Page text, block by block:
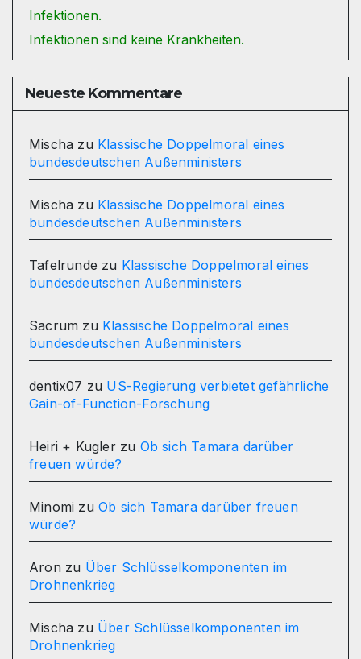
Infektionen.
Infektionen sind keine Krankheiten.
Neueste Kommentare
Mischa zu Klassische Doppelmoral eines
bundesdeutschen Außenministers
Mischa zu Klassische Doppelmoral eines
bundesdeutschen Außenministers
Tafelrunde zu Klassische Doppelmoral eines
bundesdeutschen Außenministers
Sacrum zu Klassische Doppelmoral eines
bundesdeutschen Außenministers
dentix07 zu US-Regierung verbietet gefährliche
Gain-of-Function-Forschung
Heiri + Kuglerzu Ob sich Tamara darüber
freuen würde?
Minomi zuOb sich Tamara darüber freuen
würde?
Aronzu Über Schlüsselkomponenten im
Drohnenkrieg
Mischa zu Über Schlüsselkomponenten im
Drohnenkrieg